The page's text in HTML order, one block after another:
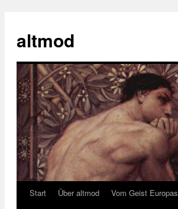
springen
altmod
Start Über altmod Vom Geist Europas